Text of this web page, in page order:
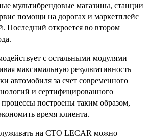
мультибрендовые магазины, станции
помощи на дорогах и маркетплейс
Последний откроется во втором
с остальными модулями
максимальную результативность
автомобиля за счет современного
и сертифицированного
построены таким образом,
время клиента.
на СТО LECAR можно